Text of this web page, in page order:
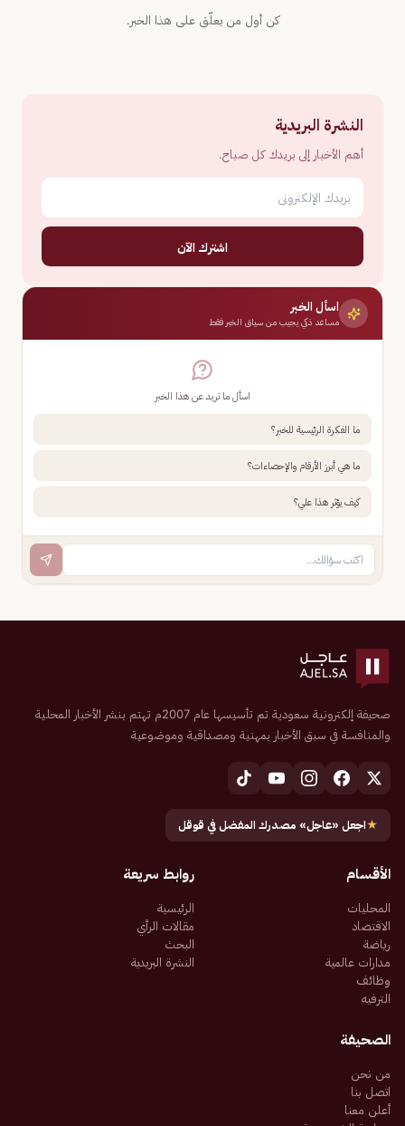
كن أول من يعلّق على هذا الخبر.
النشرة البريدية
أهم الأخبار إلى بريدك كل صباح.
اشترك الآن
اسأل الخبر
مساعد ذكي يجيب من سياق الخبر فقط
اسأل ما تريد عن هذا الخبر
ما الفكرة الرئيسية للخبر؟
ما هي أبرز الأرقام والإحصاءات؟
كيف يؤثر هذا علي؟
صحيفة إلكترونية سعودية تم تأسيسها عام 2007م تهتم بنشر الأخبار المحلية
والمنافسة في سبق الأخبار بمهنية ومصداقية وموضوعية
★اجعل «عاجل» مصدرك المفضل في قوقل
الأقسام
المحليات
الاقتصاد
رياضة
مدارات عالمية
وظائف
الترفيه
روابط سريعة
الرئيسية
مقالات الرأي
البحث
النشرة البريدية
الصحيفة
من نحن
اتصل بنا
أعلن معنا